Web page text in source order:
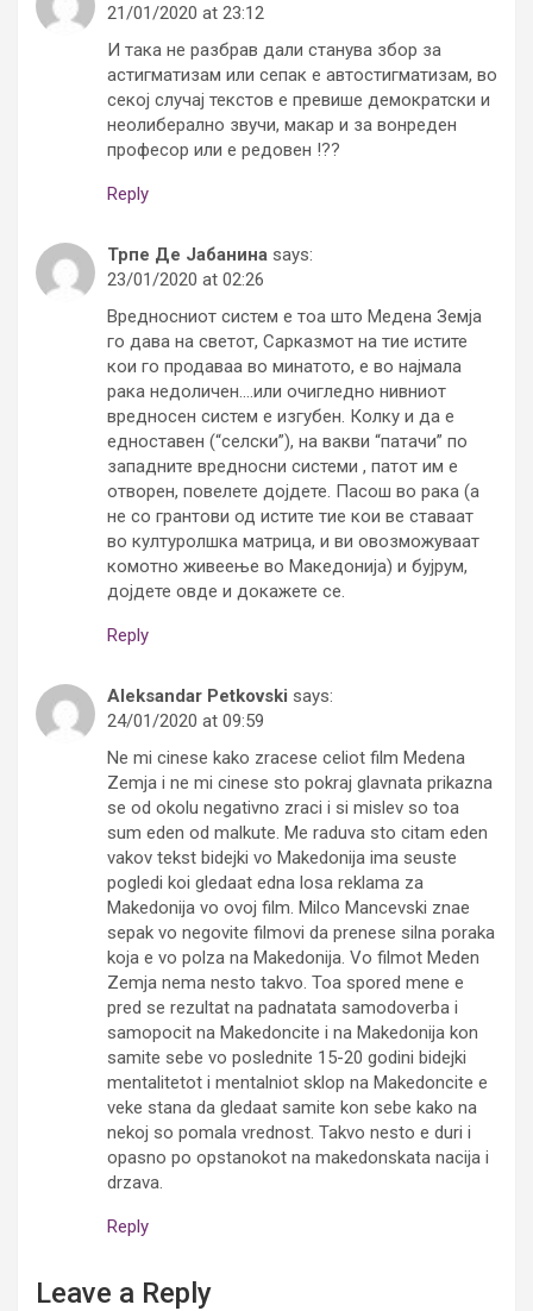
21/01/2020 at 23:12
И така не разбрав дали станува збор за
астигматизам или сепак е автостигматизам, во
секој случај текстов е превише демократски и
неолиберално звучи, макар и за вонреден
професор или е редовен !??
Reply
Трпе Де Јабанина says:
23/01/2020 at 02:26
Вредносниот систем е тоа што Медена Земја
го дава на светот, Сарказмот на тие истите
кои го продаваа во минатото, е во најмала
рака недоличен….или очигледно нивниот
вредносен систем е изгубен. Колку и да е
едноставен (“селски”), на вакви “патачи” по
западните вредносни системи , патот им е
отворен, повелете дојдете. Пасош во рака (а
не со грантови од истите тие кои ве ставаат
во културолшка матрица, и ви овозможуваат
комотно живеење во Македонија) и бујрум,
дојдете овде и докажете се.
Reply
Aleksandar Petkovski says:
24/01/2020 at 09:59
Ne mi cinese kako zracese celiot film Medena
Zemja i ne mi cinese sto pokraj glavnata prikazna
se od okolu negativno zraci i si mislev so toa
sum eden od malkute. Me raduva sto citam eden
vakov tekst bidejki vo Makedonija ima seuste
pogledi koi gledaat edna losa reklama za
Makedonija vo ovoj film. Milco Mancevski znae
sepak vo negovite filmovi da prenese silna poraka
koja e vo polza na Makedonija. Vo filmot Meden
Zemja nema nesto takvo. Toa spored mene e
pred se rezultat na padnatata samodoverba i
samopocit na Makedoncite i na Makedonija kon
samite sebe vo poslednite 15-20 godini bidejki
mentalitetot i mentalniot sklop na Makedoncite e
veke stana da gledaat samite kon sebe kako na
nekoj so pomala vrednost. Takvo nesto e duri i
opasno po opstanokot na makedonskata nacija i
drzava.
Reply
Leave a Reply